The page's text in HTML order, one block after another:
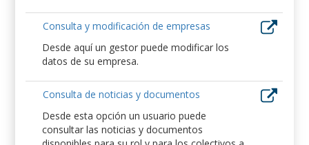
Consulta y modificación de empresas
Desde aquí un gestor puede modificar los
datos de su empresa.
Consulta de noticias y documentos
Desde esta opción un usuario puede
consultar las noticias y documentos